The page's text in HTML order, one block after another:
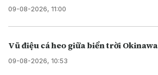
09-08-2026, 11:00
Vũ điệu cá heo giữa biển trời Okinawa
09-08-2026, 10:53